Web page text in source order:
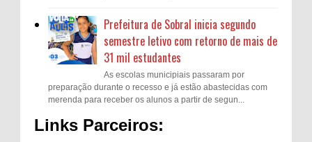
Prefeitura de Sobral inicia segundo
semestre letivo com retorno de mais de
31 mil estudantes
As escolas municipiais passaram por
preparação durante o recesso e já estão abastecidas com
merenda para receber os alunos a partir de segun...
Links Parceiros: